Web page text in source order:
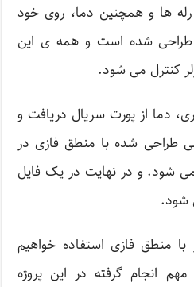
ها و همچنین دما، روی خود
طراحی شده است و همه ی این
کنترل می شود.
دما از پورت سریال دریافت و
طراحی شده با منطق فازی در
شود. و در نهایت در یک فایل
شود.
با منطق فازی استفاده خواهیم
انجام گرفته در این پروژه